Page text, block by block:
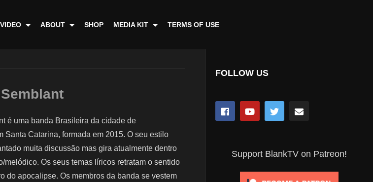
ABOUT SHOP MEDIA KIT TERMS OF USE
é uma banda Brasileira da cidade de
Santa Catarina, formada em 2015. O seu estilo
muita discussão mas gira atualmente dentro
melódico. Os seus temas líricos retratam o sentido
do apocalipse. Os membros da banda se vestem
FOLLOW US
Support BlankTV on Patreon!